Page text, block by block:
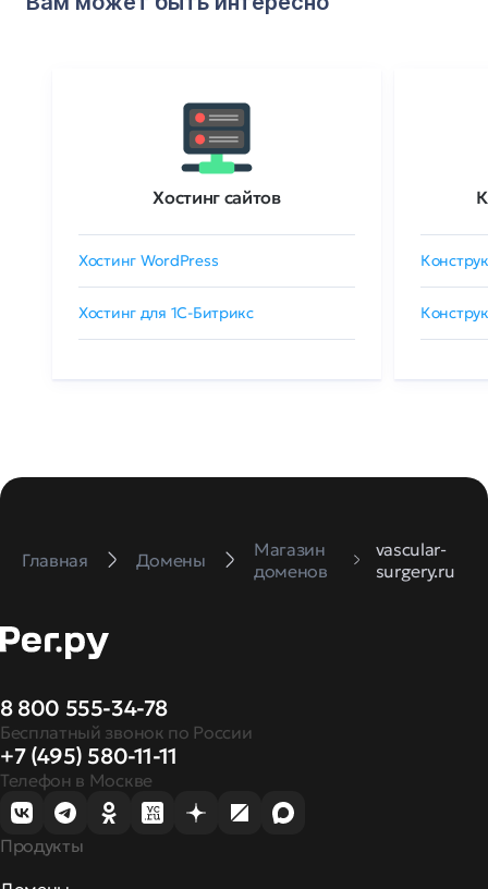
Хостинг сайтов
Хостинг WordPress
Хостинг для 1C-Битрикс
Главная Домены
Магазин
доменов
vascular-
surgery.ru
8 800 555-34-78
Бесплатный звонок по России
+7 (495) 580-11-11
Телефон в Москве
Продукты